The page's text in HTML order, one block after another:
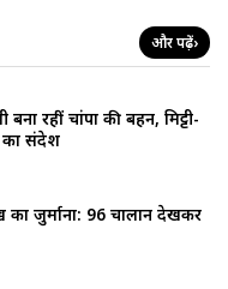
और पढ़ें›
रहीं चांपा की बहन, मिट्टी-
का संदेश
जुर्माना: 96 चालान देखकर